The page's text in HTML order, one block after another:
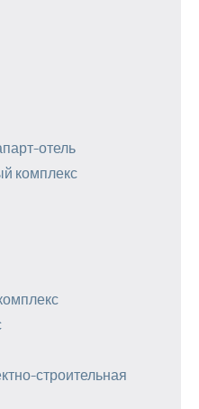
отель
комплекс
строительная